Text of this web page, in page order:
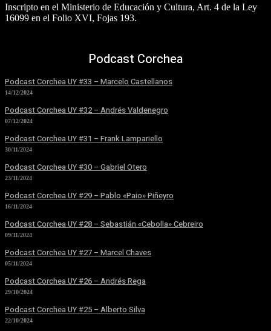
Inscripto en el Ministerio de Educación y Cultura, Art. 4 de la Ley
16099 en el Folio XVI, Fojas 193.
Podcast Corchea
Podcast Corchea UY #33 – Marcelo Castellanos
14/12/2024
Podcast Corchea UY #32 – Andrés Valdenegro
07/12/2024
Podcast Corchea UY #31 – Frank Lampariello
30/11/2024
Podcast Corchea UY #30 – Gabriel Otero
23/11/2024
Podcast Corchea UY #29 – Pablo «Paio» Piñeyro
16/11/2024
Podcast Corchea UY #28 – Sebastián «Cebolla» Cebreiro
09/11/2024
Podcast Corchea UY #27 – Marcel Chaves
05/11/2024
Podcast Corchea UY #26 – Andrés Rega
29/10/2024
Podcast Corchea UY #25 – Alberto Silva
22/10/2024